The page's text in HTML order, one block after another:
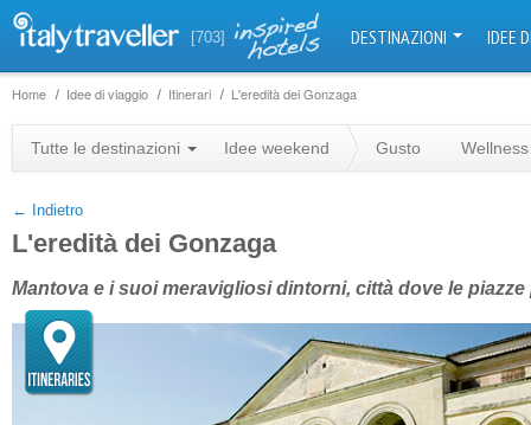
[703] DESTINAZIONI IDEE
Home Idee di viaggio Itinerari L'eredità dei Gonzaga
Tutte le destinazioni Idee weekend Gusto Wellness
← Indietro
L'eredità dei Gonzaga
Mantova e i suoi meravigliosi dintorni, città dove le
+
−